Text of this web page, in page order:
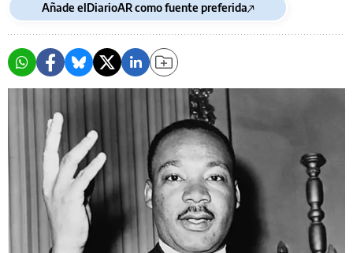
Añade elDiarioAR como fuente preferida